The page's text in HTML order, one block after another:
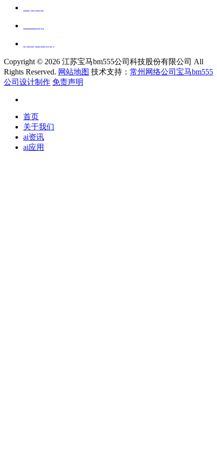
Copyright © 2026 江苏宝马bm555公司科技股份有限公司 All
Rights Reserved. 网站地图 技术支持： 常州网络公司宝马bm555
公司设计制作 免责声明
首页
关于我们
ai资讯
ai应用